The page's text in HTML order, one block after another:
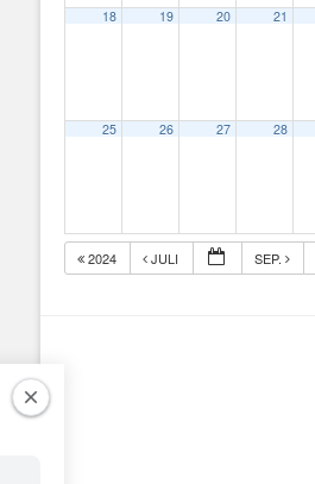
18 19 20 21
25 26 27 28
2024 JULI SEP.